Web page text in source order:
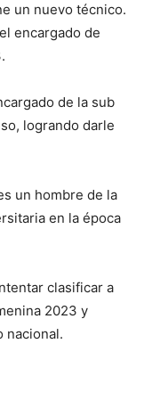
un nuevo técnico.
encargado de
de la sub
logrando darle
un hombre de la
en la época
clasificar a
2023 y
nacional.